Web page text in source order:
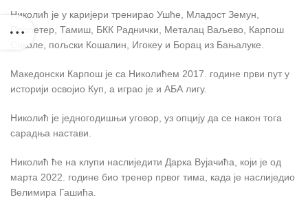
Николић је у каријери тренирао Ушће, Младост Земун,
Пролетер, Тамиш, БКК Раднички, Металац Ваљево, Карпош
Соколе, пољски Кошалин, Игокеу и Борац из Бањалуке.
Македонски Карпош је са Николићем 2017. године први пут у
историји освојио Куп, а играо је и АБА лигу.
Николић је једногодишњи уговор, уз опцију да се након тога
сарадња настави.
Николић ће на клупи наслиједити Дарка Вујачића, који је од
марта 2022. године био тренер првог тима, када је наслиједио
Велимира Гашића.